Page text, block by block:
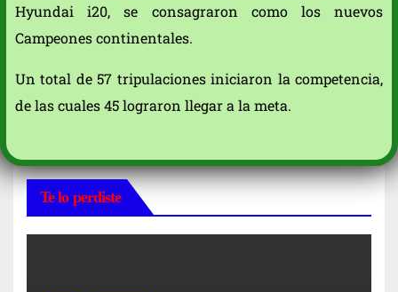
Hyundai i20, se consagraron como los nuevos
Campeones continentales.
Un total de 57 tripulaciones iniciaron la competencia,
de las cuales 45 lograron llegar a la meta.
Te lo perdiste